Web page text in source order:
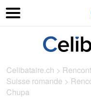
Celibataire.ch >
Suisse romande >
Chupa